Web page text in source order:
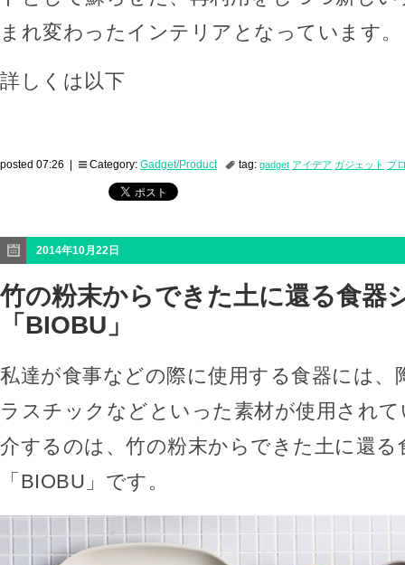
まれ変わったインテリアとなっています。
詳しくは以下
posted 07:26 | Category: Gadget/Product tag: gadget アイデア ガジェット プ
2014年10月22日
竹の粉末からできた土に還る食器
「BIOBU」
私達が食事などの際に使用する食器には、
ラスチックなどといった素材が使用され
介するのは、竹の粉末からできた土に還る
「BIOBU」です。